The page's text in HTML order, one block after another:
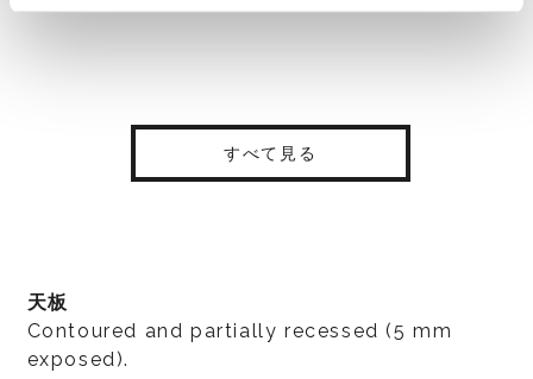
すべて見る
天板
Contoured and partially recessed (5 mm
exposed).